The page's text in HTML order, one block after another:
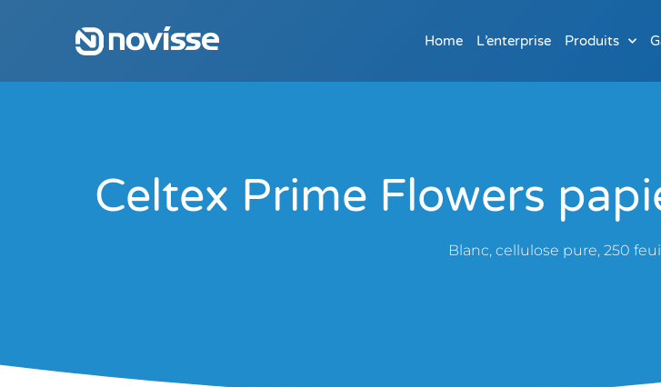
Home L’enterprise Produits
Celtex Prime Flowers
Blanc, cellulose pure, 250